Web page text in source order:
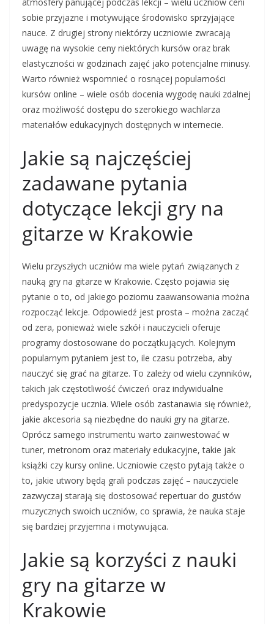
atmosfery panującej podczas lekcji – wielu uczniów ceni
sobie przyjazne i motywujące środowisko sprzyjające
nauce. Z drugiej strony niektórzy uczniowie zwracają
uwagę na wysokie ceny niektórych kursów oraz brak
elastyczności w godzinach zajęć jako potencjalne minusy.
Warto również wspomnieć o rosnącej popularności
kursów online – wiele osób docenia wygodę nauki zdalnej
oraz możliwość dostępu do szerokiego wachlarza
materiałów edukacyjnych dostępnych w internecie.
Jakie są najczęściej
zadawane pytania
dotyczące lekcji gry na
gitarze w Krakowie
Wielu przyszłych uczniów ma wiele pytań związanych z
nauką gry na gitarze w Krakowie. Często pojawia się
pytanie o to, od jakiego poziomu zaawansowania można
rozpocząć lekcje. Odpowiedź jest prosta – można zacząć
od zera, ponieważ wiele szkół i nauczycieli oferuje
programy dostosowane do początkujących. Kolejnym
popularnym pytaniem jest to, ile czasu potrzeba, aby
nauczyć się grać na gitarze. To zależy od wielu czynników,
takich jak częstotliwość ćwiczeń oraz indywidualne
predyspozycje ucznia. Wiele osób zastanawia się również,
jakie akcesoria są niezbędne do nauki gry na gitarze.
Oprócz samego instrumentu warto zainwestować w
tuner, metronom oraz materiały edukacyjne, takie jak
książki czy kursy online. Uczniowie często pytają także o
to, jakie utwory będą grali podczas zajęć – nauczyciele
zazwyczaj starają się dostosować repertuar do gustów
muzycznych swoich uczniów, co sprawia, że nauka staje
się bardziej przyjemna i motywująca.
Jakie są korzyści z nauki
gry na gitarze w
Krakowie